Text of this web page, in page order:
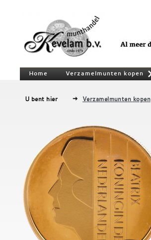
Home Verzamelmunten kopen
U bent hier Verzamelmunten kopen